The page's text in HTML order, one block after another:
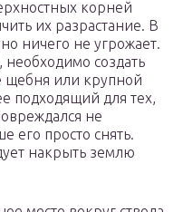
корней
их разрастание. В
ничего не угрожает.
необходимо создать
щебня или крупной
подходящий для тех,
не
его просто снять.
накрыть землю